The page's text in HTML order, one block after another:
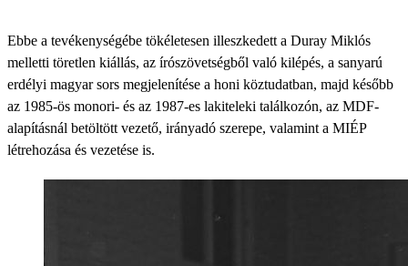
Ebbe a tevékenységé­be tökéletesen illeszkedett a Duray Miklós
melletti töretlen kiállás, az írószövetségből való kilépés, a sanyarú
erdélyi magyar sors megjelenítése a honi köztu­datban, majd később
az 1985-ös monori- és az 1987-es lakiteleki találkozón, az MDF-
alapításnál betöltött vezető, irányadó szerepe, valamint a MIÉP
létrehozása és vezetése is.